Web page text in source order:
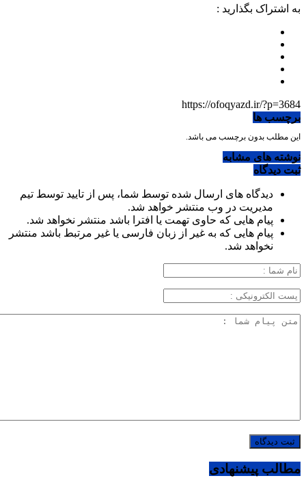
به اشتراک بگذارید :
https://ofoqyazd.ir/?p=3684
برچسب ها
این مطلب بدون برچسب می باشد.
نوشته های مشابه
ثبت دیدگاه
دیدگاه های ارسال شده توسط شما، پس از تایید توسط تیم
مدیریت در وب منتشر خواهد شد.
پیام هایی که حاوی تهمت یا افترا باشد منتشر نخواهد شد.
پیام هایی که به غیر از زبان فارسی یا غیر مرتبط باشد منتشر
نخواهد شد.
مطالب پیشنهادی